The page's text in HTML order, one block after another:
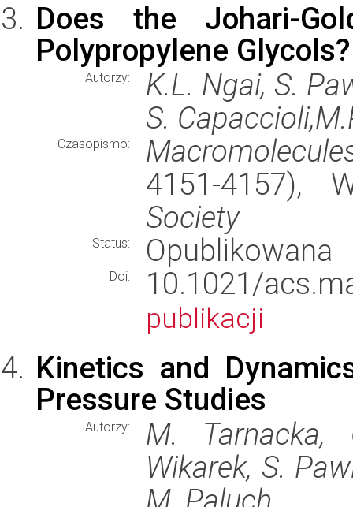
Does the Johari-
Polypropylene Glycols?
Autorzy:
K.L. Ngai, S.
S.
Czasopismo:
4151-4157),
Society
Status: Opublikowana
Doi: 10.1021/
publikacji
Kinetics and
Pressure Studies
Autorzy:
M. Tarnacka,
Wikarek, S.